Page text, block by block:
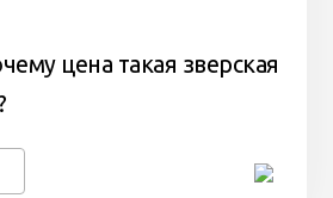
цена такая зверская